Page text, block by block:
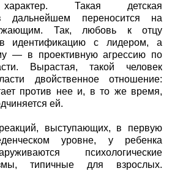
Такая детская
дальнейшем переносится на
Так, любовь к отцу
в идентификацию с лидером, а
— в проективную агрессию по
Вырастая, такой человек
двойственное отношение:
против нее и, в то же время,
ей.
выступающих, в первую
уровне, у ребенка
психологические
типичные для взрослых.